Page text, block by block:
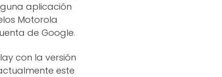
aplicación
Motorola
de Google.
con la versión
este